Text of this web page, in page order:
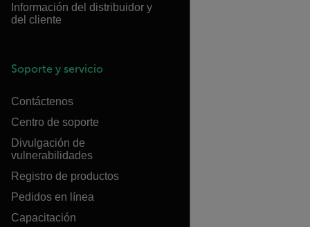
Información del distribuidor y
del cliente
Soporte y servicio
Contáctenos
Centro de soporte
Divulgación de
vulnerabilidades
Registro de productos
Pedidos en línea
Capacitación